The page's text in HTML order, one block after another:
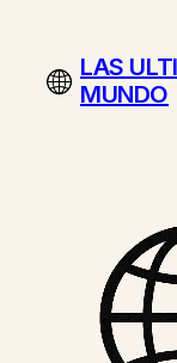
contenidoLAS
MUNDO